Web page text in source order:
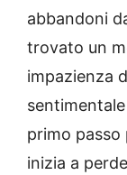
abbandoni
trovato un
impazienza
primo passo
inizia a